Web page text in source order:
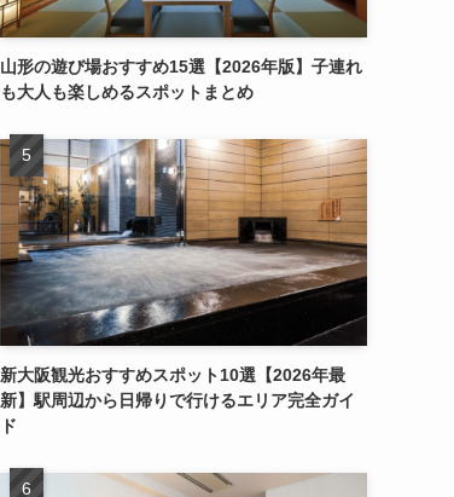
山形の遊び場おすすめ15選【2026年版】子連れ
も大人も楽しめるスポットまとめ
新大阪観光おすすめスポット10選【2026年最
新】駅周辺から日帰りで行けるエリア完全ガイ
ド